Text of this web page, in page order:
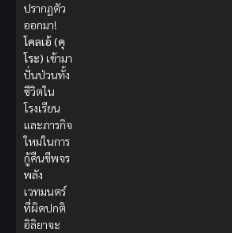
ปรากฏตัว
ออกมา!
โคลเอ้ (คุ
โระ) เข้ามา
ปั่นป่วนทั้ง
ชีวิตใน
โรงเรียน
และภารกิจ
ใหม่ในการ
กู้คืนชีพจร
พลัง
เวทมนตร์
ที่ผิดปกติ
อิลิยาจะ